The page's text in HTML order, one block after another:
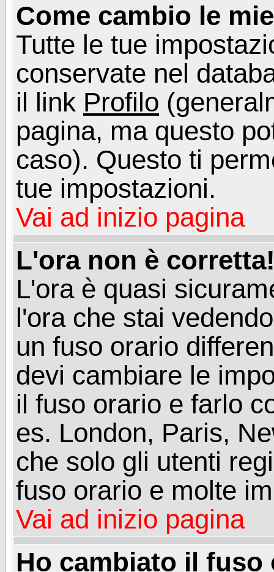
Come cambio le
Tutte le tue
conservate nel
il link Profilo
pagina, ma questo
caso). Questo ti
tue impostazioni.
Vai ad inizio pagina
L'ora non è
L'ora è quasi
l'ora che stai
un fuso orario
devi cambiare le
il fuso orario e farlo
es. London, Paris,
che solo gli utenti
fuso orario e molte
Vai ad inizio pagina
Ho cambiato il fuso